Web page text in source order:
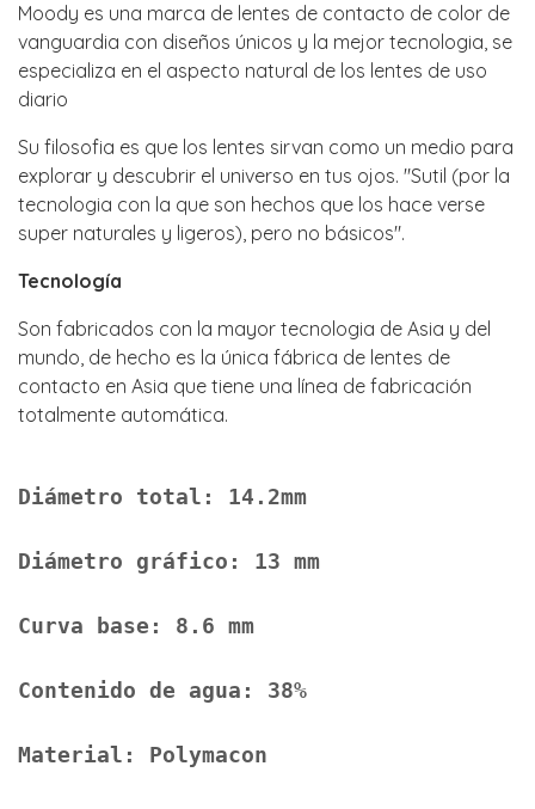
Moody es una marca de lentes de contacto de color de
vanguardia con diseños únicos y la mejor tecnologia, se
especializa en el aspecto natural de los lentes de uso
diario
Su filosofia es que los lentes sirvan como un medio para
explorar y descubrir el universo en tus ojos. "Sutil (por la
tecnologia con la que son hechos que los hace verse
super naturales y ligeros), pero no básicos".
Tecnología
Son fabricados con la mayor tecnologia de Asia y del
mundo, de hecho es la única fábrica de lentes de
contacto en Asia que tiene una línea de fabricación
totalmente automática.
Diámetro total: 14.2mm
Diámetro gráfico: 13 mm
Curva base: 8.6 mm
Contenido de agua: 38%
Material: Polymacon